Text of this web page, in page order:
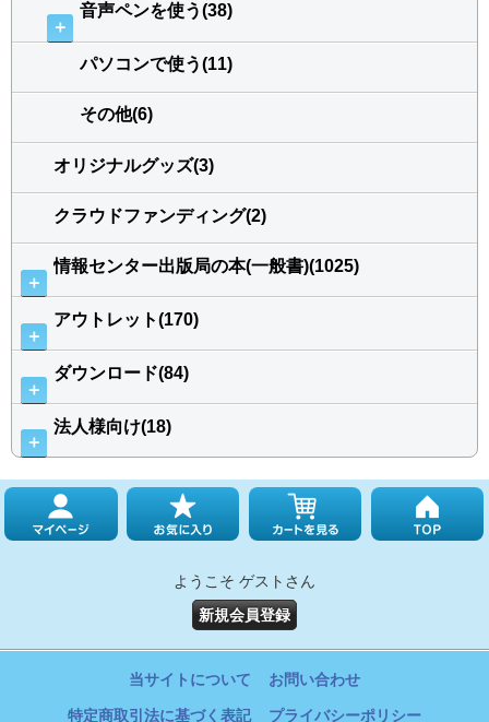
＋
音声ペンを使う(38)
パソコンで使う(11)
その他(6)
オリジナルグッズ(3)
クラウドファンディング(2)
＋
情報センター出版局の本(一般書)(1025)
＋
アウトレット(170)
＋
ダウンロード(84)
＋
法人様向け(18)
ようこそ ゲストさん
新規会員登録
当サイトについて お問い合わせ
特定商取引法に基づく表記 プライバシーポリシー